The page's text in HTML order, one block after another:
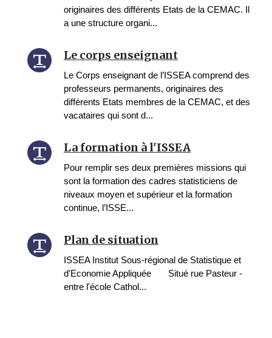
originaires des différents Etats de la CEMAC. Il
a une structure organi...
Le corps enseignant
Le Corps enseignant de l’ISSEA comprend des
professeurs permanents, originaires des
différents Etats membres de la CEMAC, et des
vacataires qui sont d...
La formation à l'ISSEA
Pour remplir ses deux premières missions qui
sont la formation des cadres statisticiens de
niveaux moyen et supérieur et la formation
continue, l’ISSE...
Plan de situation
ISSEA Institut Sous-régional de Statistique et
d'Economie Appliquée Situé rue Pasteur -
entre l'école Cathol...